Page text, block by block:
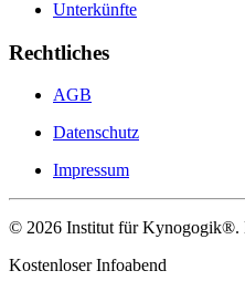
Unterkünfte
Rechtliches
AGB
Datenschutz
Impressum
© 2026 Institut für Kynogogik®.
Kostenloser Infoabend